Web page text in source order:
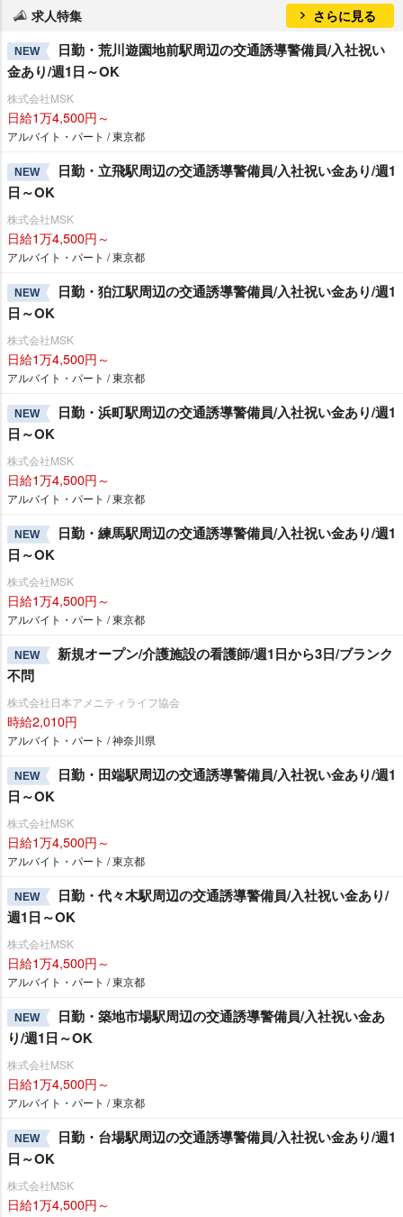
求人特集 さらに見る
NEW
日勤・荒川遊園地前駅周辺の交通誘導警備員/入社祝い
金あり/週1日～OK
株式会社MSK
日給1万4,500円～
アルバイト・パート / 東京都
NEW
日勤・立飛駅周辺の交通誘導警備員/入社祝い金あり/週1
日～OK
株式会社MSK
日給1万4,500円～
アルバイト・パート / 東京都
NEW
日勤・狛江駅周辺の交通誘導警備員/入社祝い金あり/週1
日～OK
株式会社MSK
日給1万4,500円～
アルバイト・パート / 東京都
NEW
日勤・浜町駅周辺の交通誘導警備員/入社祝い金あり/週1
日～OK
株式会社MSK
日給1万4,500円～
アルバイト・パート / 東京都
NEW
日勤・練馬駅周辺の交通誘導警備員/入社祝い金あり/週1
日～OK
株式会社MSK
日給1万4,500円～
アルバイト・パート / 東京都
NEW
新規オープン/介護施設の看護師/週1日から3日/ブランク
不問
株式会社日本アメニティライフ協会
時給2,010円
アルバイト・パート / 神奈川県
NEW
日勤・田端駅周辺の交通誘導警備員/入社祝い金あり/週1
日～OK
株式会社MSK
日給1万4,500円～
アルバイト・パート / 東京都
NEW
日勤・代々木駅周辺の交通誘導警備員/入社祝い金あり/
週1日～OK
株式会社MSK
日給1万4,500円～
アルバイト・パート / 東京都
NEW
日勤・築地市場駅周辺の交通誘導警備員/入社祝い金あ
り/週1日～OK
株式会社MSK
日給1万4,500円～
アルバイト・パート / 東京都
NEW
日勤・台場駅周辺の交通誘導警備員/入社祝い金あり/週1
日～OK
株式会社MSK
日給1万4,500円～